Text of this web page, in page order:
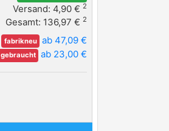
Versand: 4,90 € 2
Gesamt: 136,97 € 2
fabrikneu ab 47,09 €
gebraucht ab 23,00 €